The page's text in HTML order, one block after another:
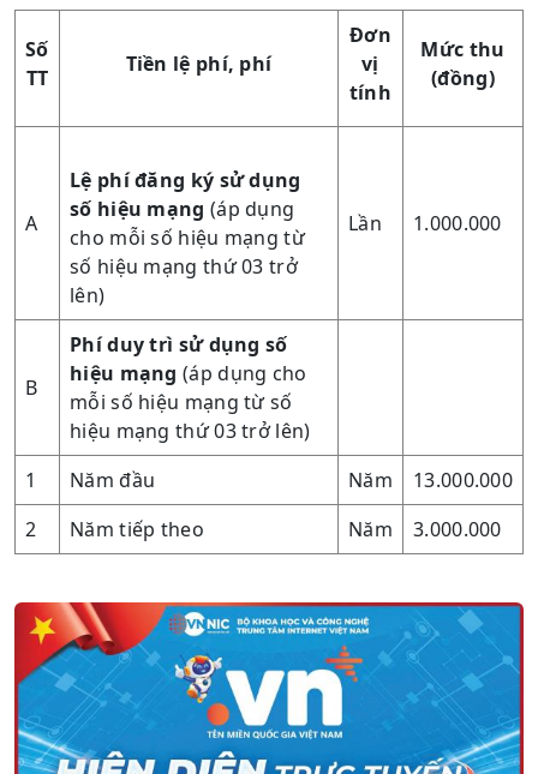
Số
TT
Tiền lệ phí, phí
Đơn
vị
tính
Mức thu
(đồng)
A
Lệ phí đăng ký sử dụng
số hiệu mạng (áp dụng
cho mỗi số hiệu mạng từ
số hiệu mạng thứ 03 trở
lên)
Lần 1.000.000
B
Phí duy trì sử dụng số
hiệu mạng (áp dụng cho
mỗi số hiệu mạng từ số
hiệu mạng thứ 03 trở lên)
1
Năm đầu Năm
13.000.000
2
Năm tiếp theo Năm 3.000.000